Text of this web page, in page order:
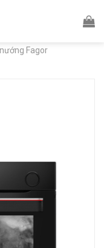
nướng Fagor